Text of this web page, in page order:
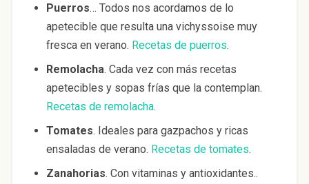
Puerros… Todos nos acordamos de lo
apetecible que resulta una vichyssoise muy
fresca en verano. Recetas de puerros.
Remolacha. Cada vez con más recetas
apetecibles y sopas frías que la contemplan.
Recetas de remolacha.
Tomates. Ideales para gazpachos y ricas
ensaladas de verano. Recetas de tomates.
Zanahorias. Con vitaminas y antioxidantes..